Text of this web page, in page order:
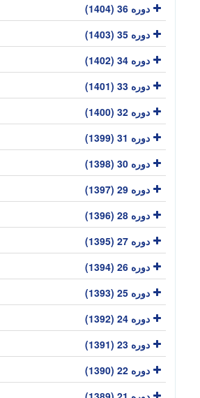
دوره 36 (1404)
دوره 35 (1403)
دوره 34 (1402)
دوره 33 (1401)
دوره 32 (1400)
دوره 31 (1399)
دوره 30 (1398)
دوره 29 (1397)
دوره 28 (1396)
دوره 27 (1395)
دوره 26 (1394)
دوره 25 (1393)
دوره 24 (1392)
دوره 23 (1391)
دوره 22 (1390)